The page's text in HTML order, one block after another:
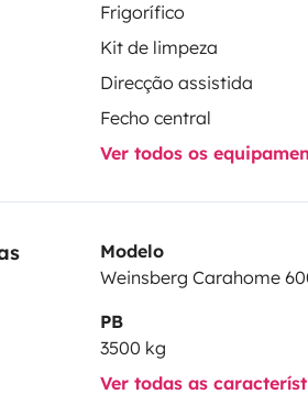
Frigorífico
Kit de limpeza
Direcção assistida
Fecho central
Ver todos os
Modelo
Weinsberg Carahome
PB
3500 kg
Ver todas as